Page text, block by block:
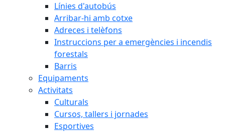
Línies d'autobús
Arribar-hi amb cotxe
Adreces i telèfons
Instruccions per a emergències i incendis
forestals
Barris
Equipaments
Activitats
Culturals
Cursos, tallers i jornades
Esportives